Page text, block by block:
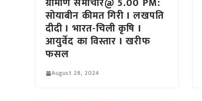
सोयाबीन कीमत गिरी I लखपति
दीदी I भारत-चिली कृषि I
आयुर्वेद का विस्तार I खरीफ
फसल
August 28, 2024